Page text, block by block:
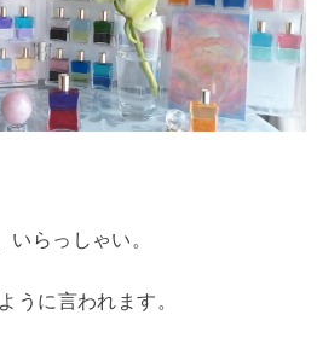
いらっしゃい。
うに言われます。